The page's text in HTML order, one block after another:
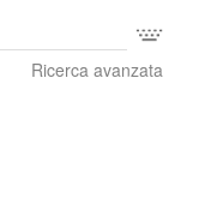
Ricerca avanzata